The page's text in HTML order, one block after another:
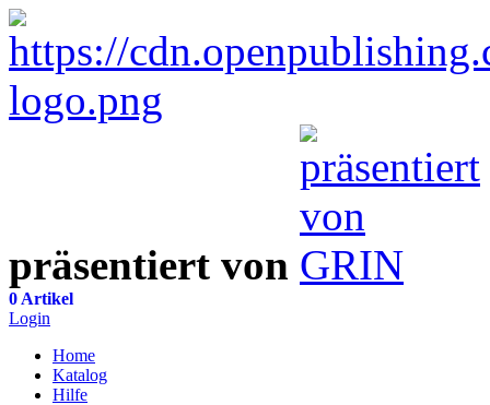
präsentiert von
0 Artikel
Login
Home
Katalog
Hilfe